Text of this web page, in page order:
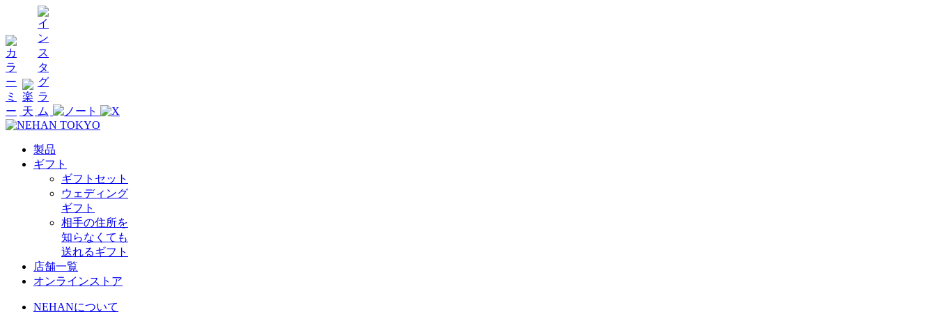
製品
ギフト
ギフトセット
ウェディング
ギフト
相手の住所を
知らなくても
送れるギフト
店舗一覧
オンラインストア
NEHANについて